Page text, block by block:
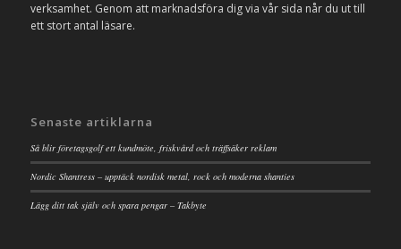
verksamhet. Genom att marknadsföra dig via vår sida når du ut till
ett stort antal läsare.
Senaste artiklarna
Så blir företagsgolf ett kundmöte, friskvård och träffsäker reklam
Nordic Shantress – upptäck nordisk metal, rock och moderna shanties
Lägg ditt tak själv och spara pengar – Takbyte